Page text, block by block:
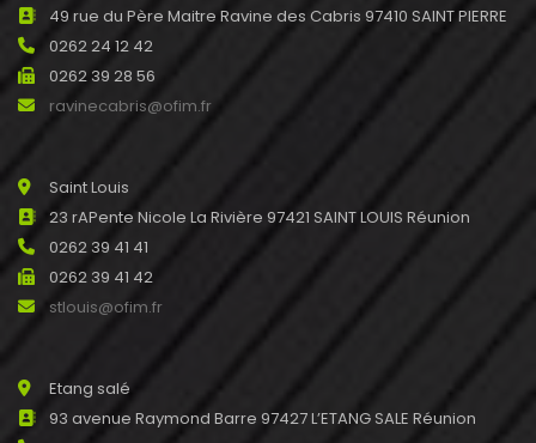
49 rue du Père Maitre Ravine des Cabris 97410 SAINT PIERRE
0262 24 12 42
0262 39 28 56
ravinecabris@ofim.fr
Saint Louis
23 rAPente Nicole La Rivière 97421 SAINT LOUIS Réunion
0262 39 41 41
0262 39 41 42
stlouis@ofim.fr
Etang salé
93 avenue Raymond Barre 97427 L’ETANG SALE Réunion